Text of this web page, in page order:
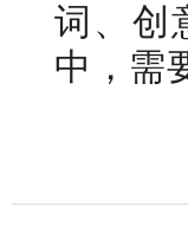
词、创
中，需